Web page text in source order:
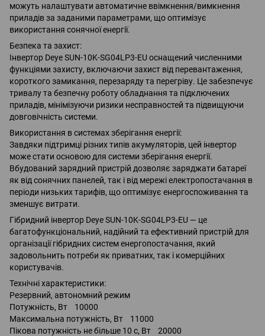
можуть налаштувати автоматичне ввімкнення/вимкнення
приладів за заданими параметрами, що оптимізує
використання сонячної енергії.
Безпека та захист:
Інвертор Deye SUN-10K-SG04LP3-EU оснащений численними
функціями захисту, включаючи захист від перевантаження,
короткого замикання, перезаряду та перегріву. Це забезпечує
тривалу та безпечну роботу обладнання та підключених
приладів, мінімізуючи ризики несправностей та підвищуючи
довговічність системи.
Використання в системах зберігання енергії:
Завдяки підтримці різних типів акумуляторів, цей інвертор
може стати основою для системи зберігання енергії.
Вбудований зарядний пристрій дозволяє заряджати батареї
як від сонячних панелей, так і від мережі електропостачання в
періоди низьких тарифів, що оптимізує енергоспоживання та
зменшує витрати.
Гібридний інвертор Deye SUN-10K-SG04LP3-EU — це
багатофункціональний, надійний та ефективний пристрій для
організації гібридних систем енергопостачання, який
задовольнить потреби як приватних, так і комерційних
користувачів.
Технічні характеристики:
Резервний, автономний режим
Потужність, Вт 10000
Максимальна потужність, Вт 11000
Пікова потужність не більше 10 с, Вт 20000